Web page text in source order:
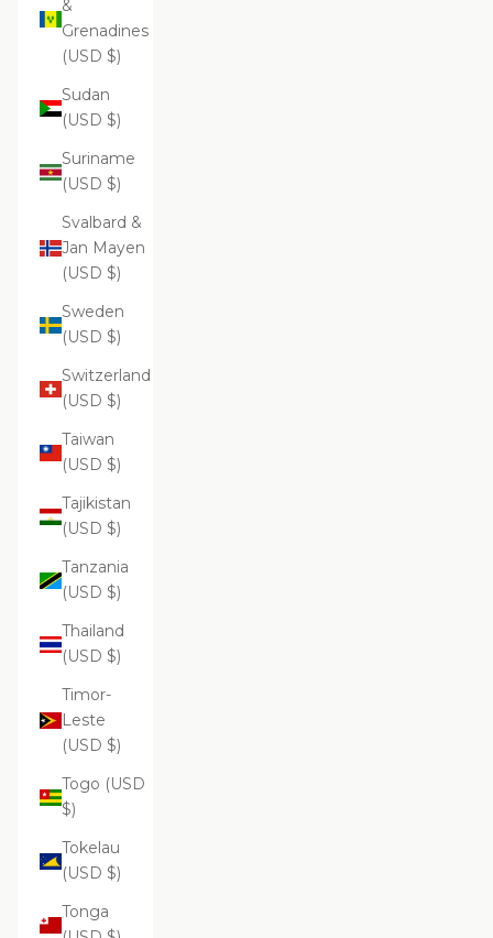
&
Grenadines
(USD $)
Sudan
(USD $)
Suriname
(USD $)
Svalbard &
Jan Mayen
(USD $)
Sweden
(USD $)
Switzerland
(USD $)
Taiwan
(USD $)
Tajikistan
(USD $)
Tanzania
(USD $)
Thailand
(USD $)
Timor-
Leste
(USD $)
Togo (USD
$)
Tokelau
(USD $)
Tonga